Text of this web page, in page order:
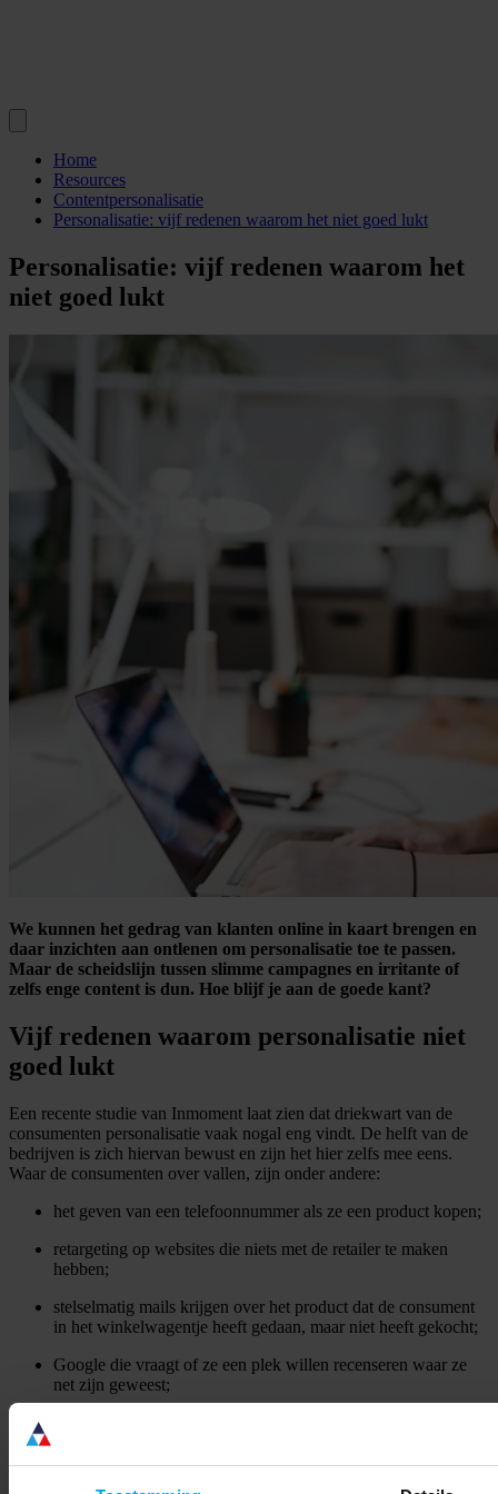
Home
Resources
Contentpersonalisatie
Personalisatie: vijf redenen waarom het niet goed lukt
Personalisatie: vijf redenen waarom het
niet goed lukt
We kunnen het gedrag van klanten online in kaart brengen en
daar inzichten aan ontlenen om personalisatie toe te passen.
Maar de scheidslijn tussen slimme campagnes en irritante of
zelfs enge content is dun. Hoe blijf je aan de goede kant?
Vijf redenen waarom personalisatie niet
goed lukt
Een recente studie van Inmoment laat zien dat driekwart van de
consumenten personalisatie vaak nogal eng vindt. De helft van de
bedrijven is zich hiervan bewust en zijn het hier zelfs mee eens.
Waar de consumenten over vallen, zijn onder andere:
het geven van een telefoonnummer als ze een product kopen;
retargeting op websites die niets met de retailer te maken
hebben;
stelselmatig mails krijgen over het product dat de consument
in het winkelwagentje heeft gedaan, maar niet heeft gekocht;
Google die vraagt of ze een plek willen recenseren waar ze
net zijn geweest;